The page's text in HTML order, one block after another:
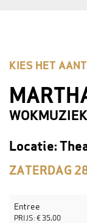
KIES HET
Locatie:
ZATERDAG
Entree
PRIJS: € 35,00